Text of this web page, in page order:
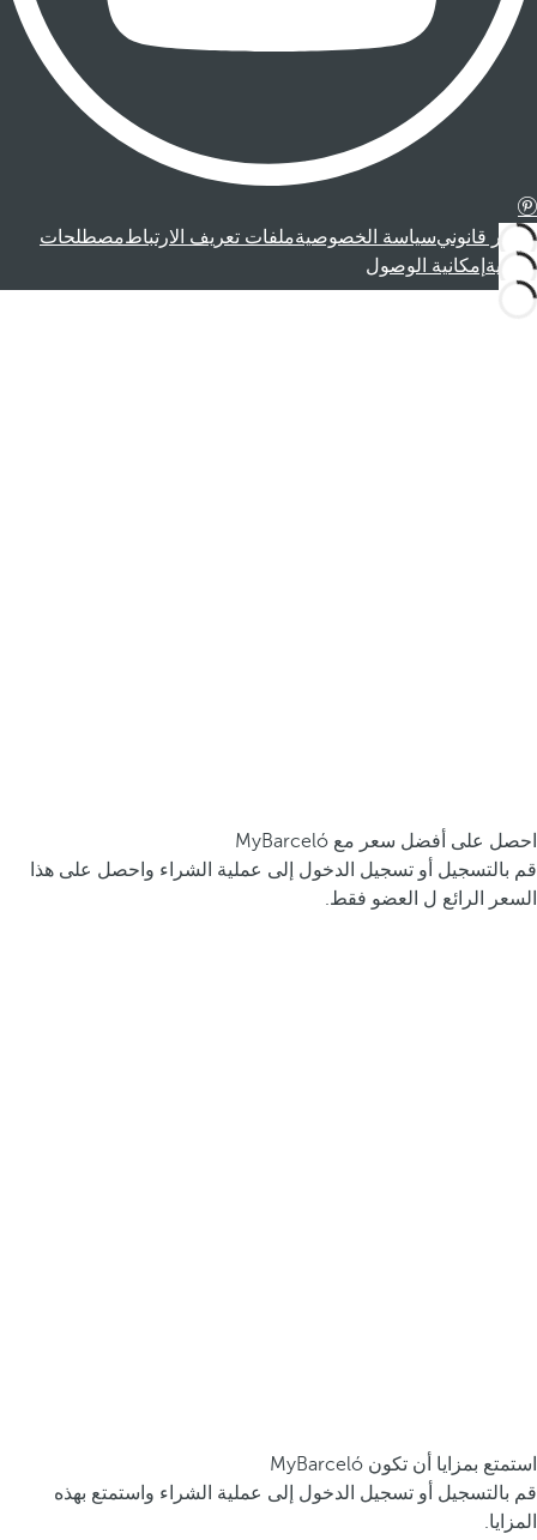
إشعار قانونيسياسة الخصوصيةملفات تعريف الارتباطمصطلحات
قانونية إمكانية الوصول
احصل على أفضل سعر مع MyBarceló
قم بالتسجيل أو تسجيل الدخول إلى عملية الشراء واحصل على هذا
السعر الرائع ل العضو فقط.
استمتع بمزايا أن تكون MyBarceló
قم بالتسجيل أو تسجيل الدخول إلى عملية الشراء واستمتع بهذه
المزايا.